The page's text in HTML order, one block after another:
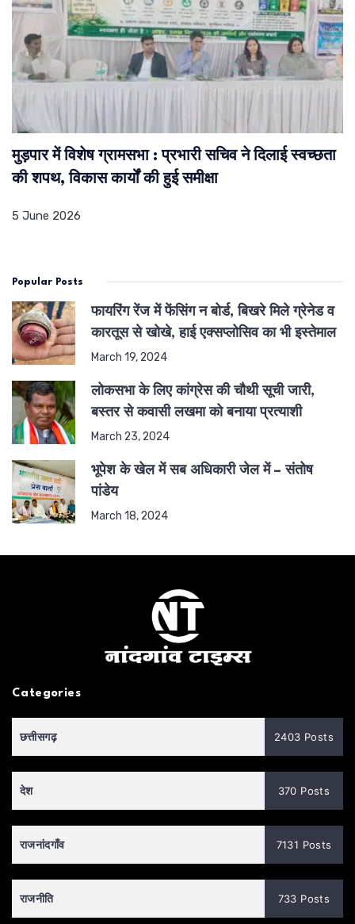
मुड़पार में विशेष ग्रामसभा : प्रभारी सचिव ने दिलाई स्वच्छता
की शपथ, विकास कार्यों की हुई समीक्षा
5 June 2026
Popular Posts
फायरिंग रेंज में फेंसिंग न बोर्ड, बिखरे मिले ग्रेनेड व
कारतूस से खोखे, हाई एक्सप्लोसिव का भी इस्तेमाल
March 19, 2024
लोकसभा के लिए कांग्रेस की चौथी सूची जारी,
बस्तर से कवासी लखमा को बनाया प्रत्याशी
March 23, 2024
भूपेश के खेल में सब अधिकारी जेल में – संतोष
पांडेय
March 18, 2024
Categories
छत्तीसगढ़ 2403 Posts
देश 370 Posts
राजनांदगाँव 7131 Posts
राजनीति 733 Posts